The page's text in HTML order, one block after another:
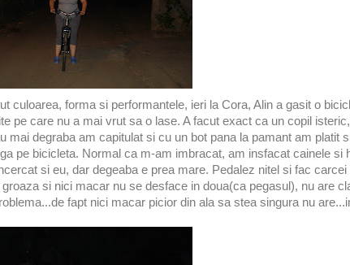
culoarea, forma si performantele, ieri la Cora, Alin a gasit o
pe care nu a mai vrut sa o lase. A facut exact ca un copil
degraba am capitulat si cu un bot pana la pamant am platit
pe bicicleta. Normal ca m-am imbracat, am insfacat cainele si
si eu, dar degeaba e prea mare. Pedalez nitel si fac
si nici macar nu se desface in doua(ca pegasul), nu are
fapt nici macar picior din ala sa stea singura nu